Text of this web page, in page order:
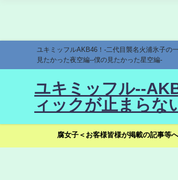
ユキミッフルAKB46！-二代目襲名火浦氷子の
見たかった夜空編--僕の見たかった星空編-
ユキミッフル--
ィックが止まらな
腐女子＜お客様皆様が掲載の記事等